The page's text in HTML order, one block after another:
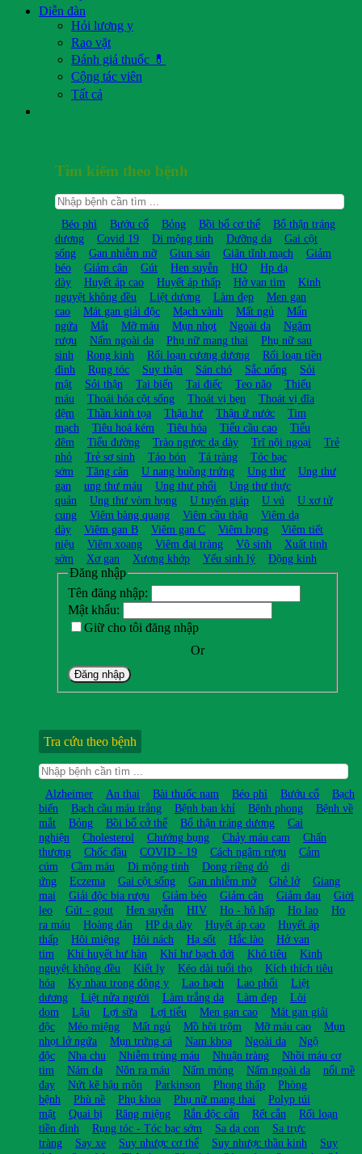
Diễn đàn
Hỏi lương y
Rao vặt
Đánh giá thuốc 💊
Cộng tác viên
Tất cả
Tìm kiếm theo bệnh
Béo phì Bướu cổ Bỏng Bồi bổ cơ thể
Bổ thận tráng
dương
Covid 19 Di mộng tinh Dưỡng da
Gai cột
sống
Gan nhiễm mỡ Giun sán Giãn tĩnh mạch
Giảm
béo
Giảm cân Gút Hen suyễn HO
Hp dạ
dày
Huyết áp cao Huyết áp thấp Hở van tim
Kinh
nguyệt không đều
Liệt dương Làm đẹp
Men gan
cao
Mát gan giải độc Mạch vành Mất ngủ
Mẩn
ngứa
Mắt Mỡ máu Mụn nhọt Ngoài da
Ngâm
rượu
Nấm ngoài da Phụ nữ mang thai
Phụ nữ sau
sinh
Rong kinh Rối loạn cương dương
Rối loạn tiền
đình
Rụng tóc Suy thận Sán chó Sắc uống
Sỏi
mật
Sỏi thận Tai biến Tai điếc Teo não
Thiếu
máu
Thoái hóa cột sống Thoát vị bẹn
Thoát vị đĩa
đệm
Thần kinh tọa Thận hư Thận ứ nước
Tim
mạch
Tiêu hoá kém Tiêu hóa Tiểu cầu cao
Tiểu
đêm
Tiểu đường Trào ngược dạ dày Trĩ nội ngoại
Trẻ
nhỏ
Trẻ sơ sinh Táo bón Tá tràng
Tóc bạc
sớm
Tăng cân U nang buồng trứng Ung thư
Ung thư
gan
ung thư máu Ung thư phổi
Ung thư thực
quản
Ung thư vòm họng U tuyến giáp U vú
U xơ tử
cung
Viêm bàng quang Viêm cầu thận
Viêm dạ
dày
Viêm gan B Viêm gan C Viêm họng
Viêm tiết
niệu
Viêm xoang Viêm đại tràng Vô sinh
Xuất tinh
sớm
Xơ gan Xương khớp Yếu sinh lý Động kinh
Đăng nhập
Tên đăng nhập:
Mật khẩu:
Giữ cho tôi đăng nhập
Or
Đăng nhập
Tra cứu theo bệnh
Alzheimer An thai Bài thuốc nam Béo phì Bướu cổ
Bạch
biến
Bạch cầu máu trắng Bệnh ban khỉ Bệnh phong
Bệnh về
mắt
Bỏng Bồi bổ cở thể Bổ thận tráng dương
Cai
nghiện
Cholesterol Chướng bụng Chảy máu cam
Chấn
thương
Chốc đầu COVID - 19 Cách ngâm rượu
Cảm
cúm
Cầm máu Di mộng tinh Dong riềng đỏ
dị
ứng
Eczema Gai cột sống Gan nhiễm mỡ Ghẻ lở
Giang
mai
Giải độc bia rượu Giảm béo Giảm cân Giảm đau
Giời
leo
Gút - gout Hen suyễn HIV Ho - hô hấp Ho lao
Ho
ra máu
Hoàng đản HP dạ dày Huyết áp cao
Huyết áp
thấp
Hôi miệng Hôi nách Hạ sốt Hắc lào
Hở van
tim
Khí huyết hư hàn Khí hư bạch đới Khó tiêu
Kinh
nguyệt không đều
Kiết lỵ Kéo dài tuổi thọ
Kích thích tiêu
hóa
Kỵ nhau trong đông y Lao hạch Lao phổi
Liệt
dương
Liệt nửa người Làm trắng da Làm đẹp
Lòi
dom
Lậu Lợi sữa Lợi tiểu Men gan cao
Mát gan giải
độc
Méo miệng Mất ngủ Mồ hôi trộm Mỡ máu cao
Mụn
nhọt lở ngứa
Mụn trứng cá Nam khoa Ngoài da
Ngộ
độc
Nha chu Nhiễm trùng máu Nhuận tràng
Nhồi máu cơ
tim
Nám da Nôn ra máu Nấm móng Nấm ngoài da
nổi mề
đay
Nứt kẽ hậu môn Parkinson Phong thấp
Phòng
bệnh
Phù nề Phụ khoa Phụ nữ mang thai
Polyp túi
mật
Quai bị Răng miệng Rắn độc cắn Rết cắn
Rối loạn
tiền đình
Rụng tóc - Tóc bạc sớm Sa dạ con
Sa trực
tràng
Say xe Suy nhược cơ thể Suy nhược thần kinh
Suy